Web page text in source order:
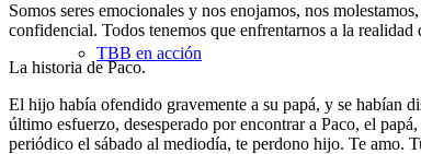
TBB en acción
Somos seres emocionales y nos enojamos, nos
confidencial. Todos tenemos que enfrentarnos a la realidad
La historia de Paco.
El hijo había ofendido gravemente a su papá, y se habían
último esfuerzo, desesperado por encontrar a Paco, el
periódico el sábado al mediodía, te perdono hijo. Te amo.